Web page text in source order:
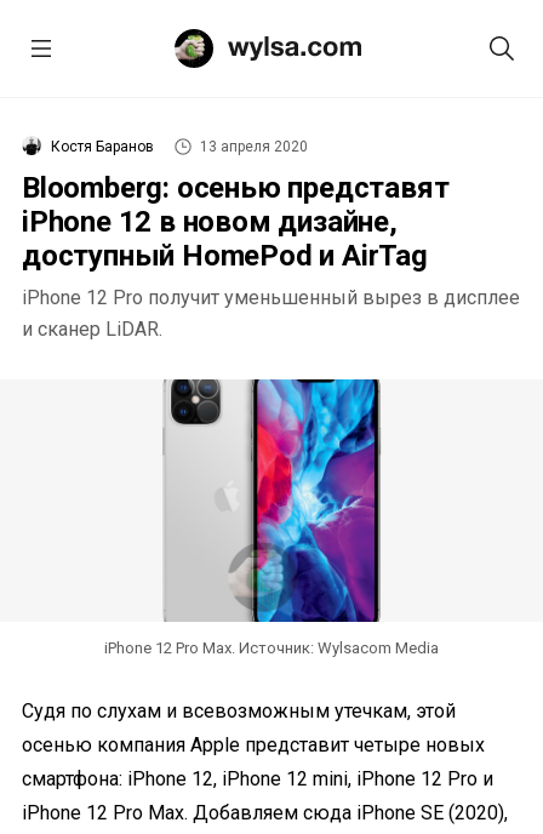
Костя Баранов 13 апреля 2020
Bloomberg: осенью представят
iPhone 12 в новом дизайне,
доступный HomePod и AirTag
iPhone 12 Pro получит уменьшенный вырез в дисплее
и сканер LiDAR.
iPhone 12 Pro Max. Источник: Wylsacom Media
Судя по слухам и всевозможным утечкам, этой
осенью компания Apple представит четыре новых
смартфона: iPhone 12, iPhone 12 mini, iPhone 12 Pro и
iPhone 12 Pro Max. Добавляем сюда iPhone SE (2020),